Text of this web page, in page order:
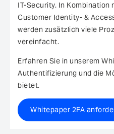
IT-Security. In
Customer Identity- &
werden zusätzlich viele
vereinfacht.
Erfahren Sie in unserem
Authentifizierung und die
bietet.
Whitepaper 2FA